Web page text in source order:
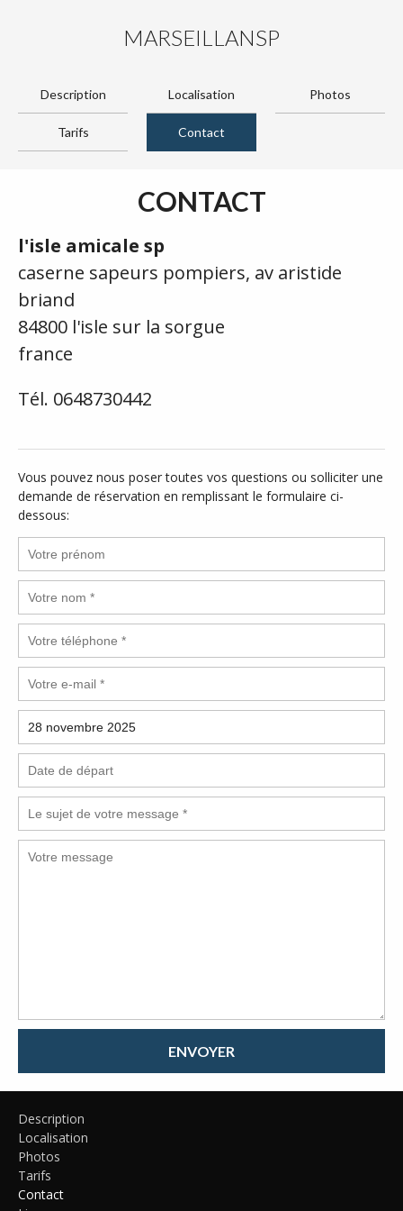
MARSEILLANSP
Description Localisation Photos
Tarifs Contact
CONTACT
l'isle amicale sp
caserne sapeurs pompiers, av aristide
briand
84800 l'isle sur la sorgue
france
Tél. 0648730442
Vous pouvez nous poser toutes vos questions ou solliciter une
demande de réservation en remplissant le formulaire ci-
dessous:
ENVOYER
Description
Localisation
Photos
Tarifs
Contact